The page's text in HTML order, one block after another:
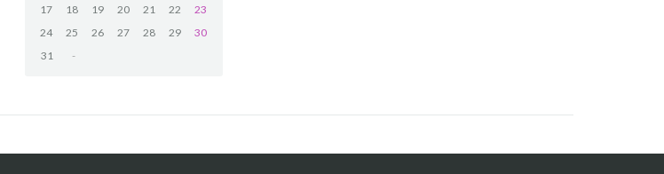
17
18 19 20 21 22
23
24
25 26 27 28 29
30
31
-